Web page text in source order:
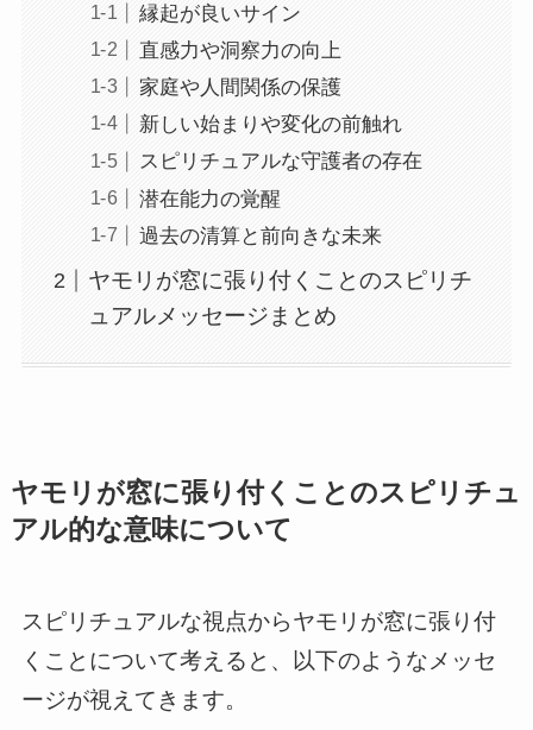
縁起が良いサイン
直感力や洞察力の向上
家庭や人間関係の保護
新しい始まりや変化の前触れ
スピリチュアルな守護者の存在
潜在能力の覚醒
過去の清算と前向きな未来
ヤモリが窓に張り付くことのスピリチ
ュアルメッセージまとめ
ヤモリが窓に張り付くことのスピリチュ
アル的な意味について
スピリチュアルな視点からヤモリが窓に張り付
くことについて考えると、以下のようなメッセ
ージが視えてきます。